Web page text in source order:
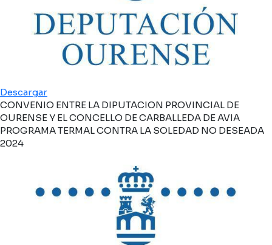
Descargar
CONVENIO ENTRE LA DIPUTACION PROVINCIAL DE
OURENSE Y EL CONCELLO DE CARBALLEDA DE AVIA
PROGRAMA TERMAL CONTRA LA SOLEDAD NO DESEADA
2024